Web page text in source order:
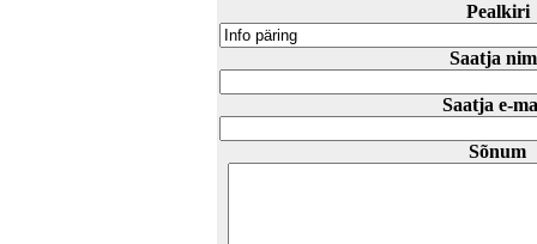
Pealkiri
Saatja
Saatja e-
Sõnum